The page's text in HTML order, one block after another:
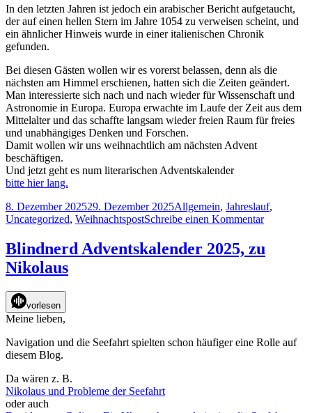
In den letzten Jahren ist jedoch ein arabischer Bericht aufgetaucht,
der auf einen hellen Stern im Jahre 1054 zu verweisen scheint, und
ein ähnlicher Hinweis wurde in einer italienischen Chronik
gefunden.
Bei diesen Gästen wollen wir es vorerst belassen, denn als die
nächsten am Himmel erschienen, hatten sich die Zeiten geändert.
Man interessierte sich nach und nach wieder für Wissenschaft und
Astronomie in Europa. Europa erwachte im Laufe der Zeit aus dem
Mittelalter und das schaffte langsam wieder freien Raum für freies
und unabhängiges Denken und Forschen.
Damit wollen wir uns weihnachtlich am nächsten Advent
beschäftigen.
Und jetzt geht es num literarischen Adventskalender
bitte hier lang.
Veröffentlicht
am
8. Dezember 202529. Dezember 2025Kategorien
Allgemein, Jahreslauf,
Uncategorized, WeihnachtspostSchreibe einen Kommentarzu
2025,
Blindnerd Adventskalender 2025, zu
Nikolaus
vorlesen
Meine lieben,
Navigation und die Seefahrt spielten schon häufiger eine Rolle auf
diesem Blog.
Da wären z. B.
Nikolaus und Probleme der Seefahrt
oder auch